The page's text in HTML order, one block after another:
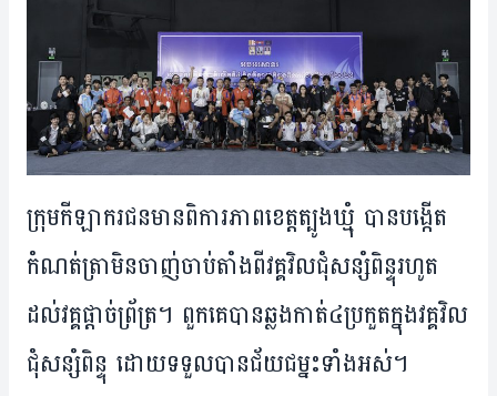
ក្រុម​កីឡាករ​ជន​មាន​ពិការភាព​ខេត្ត​ត្បូង​ឃ្មុំ បាន​បង្កើត​
កំណត់​ត្រា​មិន​ចាញ់​ចាប់​តាំង​ពី​វគ្គ​វិលជុំ​សន្សំពិន្ទុ​​រហូត​
ដល់​​វគ្គ​ផ្តាច់​ព្រ័ត្រ។ ពួក​គេ​បាន​ឆ្លង​កាត់​៤​ប្រកួត​ក្នុង​វគ្គវិល​
ជុំ​សន្សំពិន្ទុ​ ដោយ​ទទួល​បាន​ជ័យជម្នះ​ទាំង​អស់​។